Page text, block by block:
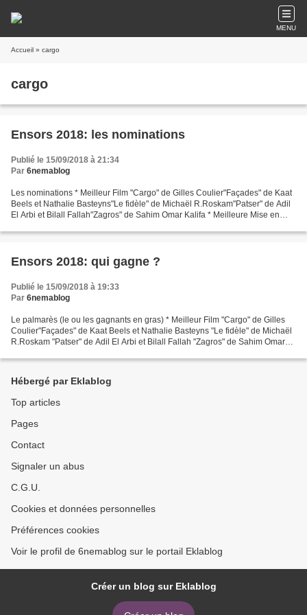
MENU
Accueil » cargo
cargo
Ensors 2018: les nominations
Publié le 15/09/2018 à 21:34
Par 6nemablog
Les nominations * Meilleur Film "Cargo" de Gilles Coulier"Façades" de Kaat
Beels et Nathalie Basteyns"Le fidèle" de Michaël R.Roskam"Patser" de Adil
El Arbi et Bilall Fallah"Zagros" de Sahim Omar Kalifa * Meilleure Mise en
Ensors 2018: qui gagne ?
Publié le 15/09/2018 à 19:33
Par 6nemablog
Le palmarès (le ou les gagnants en gras) * Meilleur Film "Cargo" de Gilles
Coulier"Façades" de Kaat Beels et Nathalie Basteyns "Le fidèle" de Michaël
R.Roskam "Patser" de Adil El Arbi et Bilall Fallah "Zagros" de Sahim Omar
Hébergé par Eklablog
Top articles
Pages
Contact
Signaler un abus
C.G.U.
Cookies et données personnelles
Préférences cookies
Voir le profil de 6nemablog sur le portail Eklablog
Créer un blog sur Eklablog